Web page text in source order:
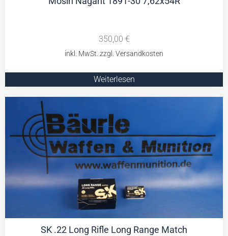
350,00 €
Weiterlesen
SK .22 Long Rifle Long Range Match